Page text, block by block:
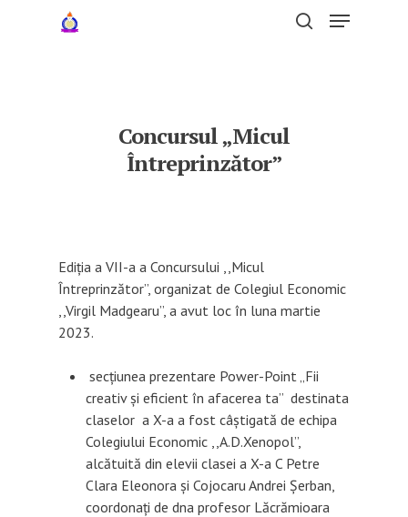
Concursul „Micul
Întreprinzător”
Ediția a VII-a a Concursului ,,Micul
Întreprinzător”, organizat de Colegiul Economic
,,Virgil Madgearu”, a avut loc în luna martie
2023.
secțiunea prezentare Power-Point „Fii
creativ și eficient în afacerea ta” destinata
claselor a X-a a fost câştigată de echipa
Colegiului Economic ,,A.D.Xenopol”,
alcătuită din elevii clasei a X-a C Petre
Clara Eleonora şi Cojocaru Andrei Şerban,
coordonați de dna profesor Lăcrămioara